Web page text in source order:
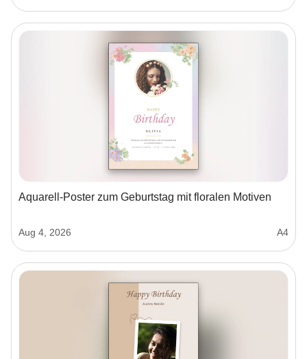
Aquarell-Poster zum Geburtstag mit floralen Motiven
Aug 4, 2026 A4